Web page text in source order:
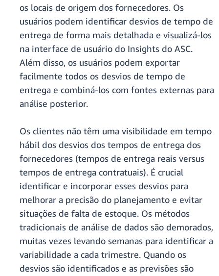
os locais de origem dos fornecedores. Os
usuários podem identificar desvios de tempo de
entrega de forma mais detalhada e visualizá-los
na interface de usuário do Insights do ASC.
Além disso, os usuários podem exportar
facilmente todos os desvios de tempo de
entrega e combiná-los com fontes externas para
análise posterior.
Os clientes não têm uma visibilidade em tempo
hábil dos desvios dos tempos de entrega dos
fornecedores (tempos de entrega reais versus
tempos de entrega contratuais). É crucial
identificar e incorporar esses desvios para
melhorar a precisão do planejamento e evitar
situações de falta de estoque. Os métodos
tradicionais de análise de dados são demorados,
muitas vezes levando semanas para identificar a
variabilidade a cada trimestre. Quando os
desvios são identificados e as previsões são